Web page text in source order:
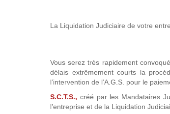
La Liquidation Judiciaire de votre
Vous serez très rapidement
délais extrêmement courts la
l’intervention de l’A.G.S. pour le
S.C.T.S., créé par les Mandataires
l’entreprise et de la Liquidation